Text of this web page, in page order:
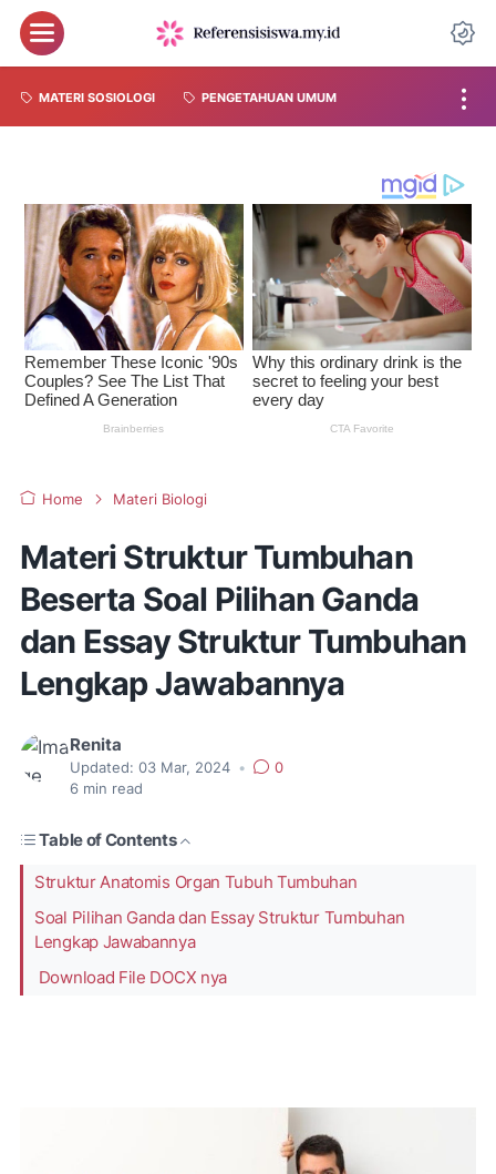
MATERI SOSIOLOGI PENGETAHUAN UMUM
Home Materi Biologi
Materi Struktur Tumbuhan
Beserta Soal Pilihan Ganda
dan Essay Struktur Tumbuhan
Lengkap Jawabannya
Renita
Updated: 03 Mar, 2024 •
0
6 min read
Table of Contents
Struktur Anatomis Organ Tubuh Tumbuhan
Soal Pilihan Ganda dan Essay Struktur Tumbuhan
Lengkap Jawabannya
Download File DOCX nya